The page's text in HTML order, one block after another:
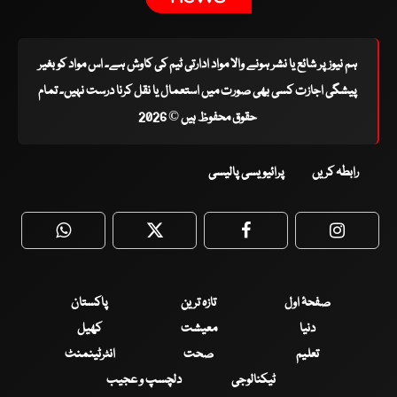
ہم نیوز پر شائع یا نشر ہونے والا مواد ادارتی ٹیم کی کاوش ہے۔ اس مواد کو بغیر
پیشگی اجازت کسی بھی صورت میں استعمال یا نقل کرنا درست نہیں۔ تمام
حقوق محفوظ ہیں © 2026
رابطہ کریں پرائیویسی پالیسی
WhatsApp Twitter Facebook
صفحۂ اول تازہ ترین
پاکستان
دنیا
معیشت
کھیل
تعلیم
صحت
انٹرٹینمنٹ
ٹیکنالوجی
دلچسپ و عجیب